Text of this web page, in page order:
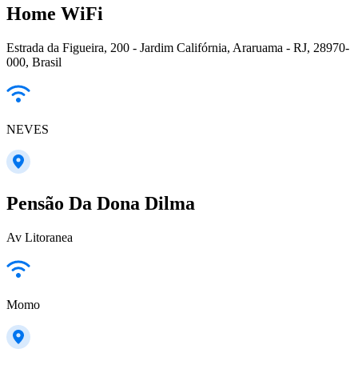
Home WiFi
Estrada da Figueira, 200 - Jardim Califórnia, Araruama - RJ, 28970-
000, Brasil
NEVES
Pensão Da Dona Dilma
Av Litoranea
Momo